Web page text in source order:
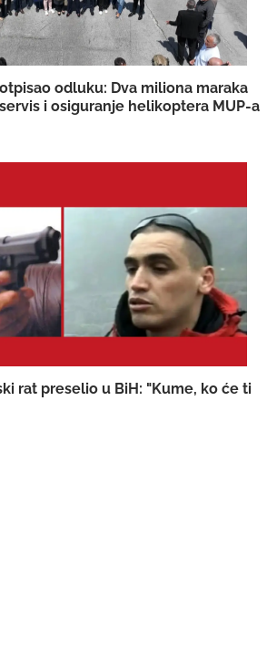
odluku: Dva miliona maraka
i osiguranje helikoptera MUP-a
rat preselio u BiH: "Kume, ko će ti